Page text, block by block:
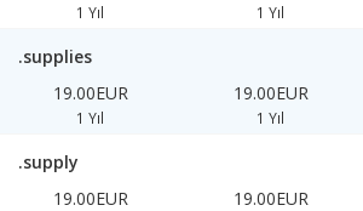
1 Yıl 1 Yıl
.supplies
19.00EUR
1 Yıl
19.00EUR
1 Yıl
.supply
19.00EUR
19.00EUR